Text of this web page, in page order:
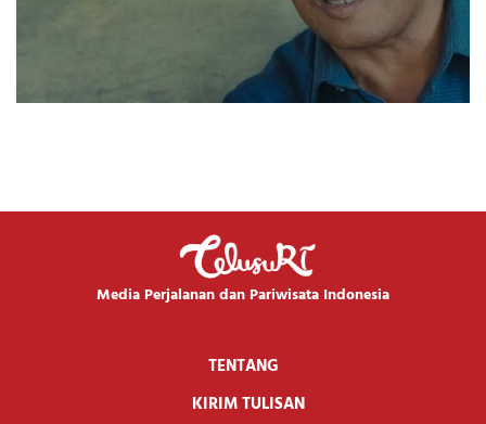
Media Perjalanan dan Pariwisata Indonesia
TENTANG
KIRIM TULISAN